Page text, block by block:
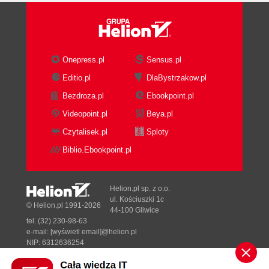
Menu Text (111)
Menu Control (112)
Menu Window (113)
Materiały szkoleniowe w trybie offline (121)
Materiały szkoleniowe w trybie online (121)
Rozdział 3. Narzędzia do powiększania i
przesuwania obrazu (123)
Narzędzie Zoom Tool (123)
Powiększenie i pomniejszenie (124)
powiększeniem (125)
Parametr Zoom Control (125)
Polecenia menu View związane z
powiększeniem obrazu (126)
Rozdział 4. Zaznaczanie i narzędzie Pen Tool (129)
Onepress.pl
Sensus.pl
Editio.pl
DlaBystrzakow.pl
Bezdroza.pl
Ebookpoint.pl
Videopoint.pl
Beya.pl
Czytalisek.pl
Sploty
Biblio.Ebookpoint.pl
© Helion.pl 1991-2026
Helion.pl sp. z o.o.
ul. Kościuszki 1c
44-100 Gliwice
tel. (32) 230-98-63
e-mail: [wyświetl email]@helion.pl
NIP: 6312636254